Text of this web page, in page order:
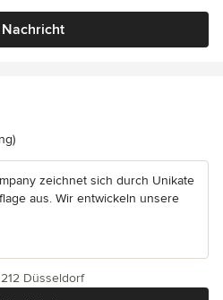
Nachricht
5 von 5 Sternen
zeichnet sich durch Unikate
aus. Wir entwickeln unsere
Düsseldorf